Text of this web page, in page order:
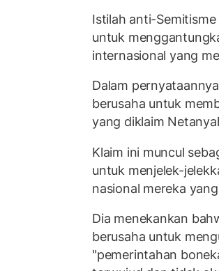
Istilah anti-
untuk
internasional yang
Dalam
berusaha untuk
yang diklaim
Klaim ini muncul
untuk menjelek-
nasional mereka
Dia menekankan
berusaha untuk
"pemerintahan